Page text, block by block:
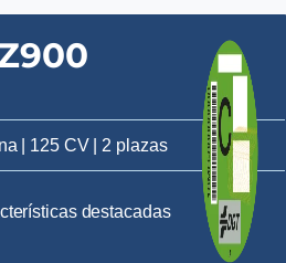
| 125 CV | 2 plazas
destacadas